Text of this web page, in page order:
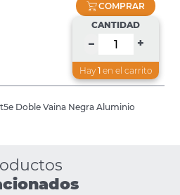
COMPRAR
CANTIDAD
– +
Hay 1 en el carrito
Doble Vaina Negra Aluminio